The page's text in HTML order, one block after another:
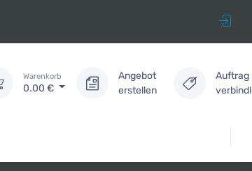
Warenkorb
0.00 €
Angebot
erstellen
Auftrag